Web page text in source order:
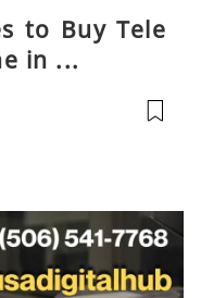
to Buy Tele
in ...